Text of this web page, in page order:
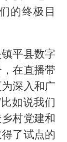
的终极目
平县数字
在直播带
深入和广
如说我们
村党建和
了试点的